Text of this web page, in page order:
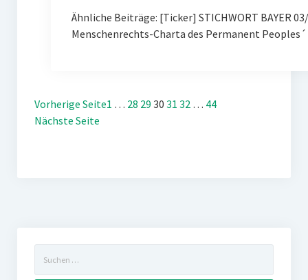
Ähnliche Beiträge: [Ticker] STICHWORT BAYER
Menschenrechts-Charta des Permanent
Vorherige Seite1 … 28 29 30 31 32 … 44
Nächste Seite
nach: